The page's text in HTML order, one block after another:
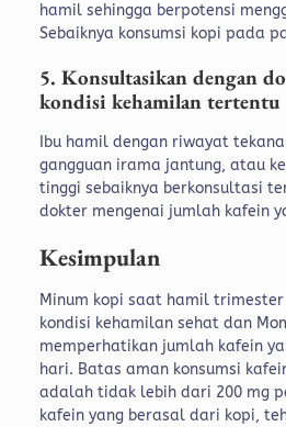
hamil sehingga berpotensi
Sebaiknya konsumsi kopi pada
5. Konsultasikan dengan
kondisi kehamilan tertentu
Ibu hamil dengan riwayat
gangguan irama jantung, atau
tinggi sebaiknya berkonsultasi
dokter mengenai jumlah kafein
Kesimpulan
Minum kopi saat hamil
kondisi kehamilan sehat dan
memperhatikan jumlah kafein
hari. Batas aman konsumsi
adalah tidak lebih dari 200 mg
kafein yang berasal dari kopi,